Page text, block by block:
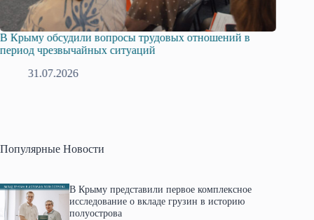
отношений в
Русская община Крыма и
профсоюзов Крыма укрепляют
Популярные Новости
В Крыму представили первое комплексное
исследование о вкладе грузин в историю
полуострова